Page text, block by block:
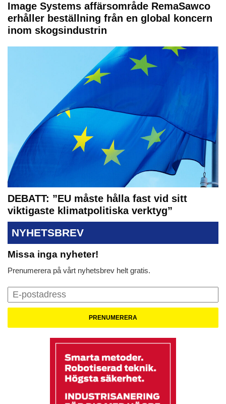
Image Systems affärsområde RemaSawco
erhåller beställning från en global koncern
inom skogsindustrin
DEBATT: ”EU måste hålla fast vid sitt
viktigaste klimatpolitiska verktyg”
NYHETSBREV
Missa inga nyheter!
Prenumerera på vårt nyhetsbrev helt gratis.